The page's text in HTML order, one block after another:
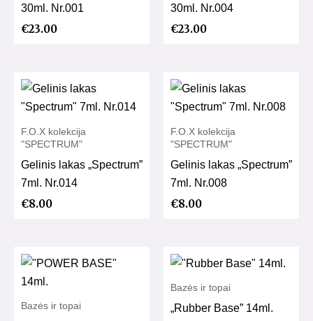
30ml. Nr.001
€23.00
30ml. Nr.004
€23.00
F.O.X kolekcija
"SPECTRUM"
Gelinis lakas „Spectrum”
7ml. Nr.014
€8.00
F.O.X kolekcija
"SPECTRUM"
Gelinis lakas „Spectrum”
7ml. Nr.008
€8.00
Bazės ir topai
Bazės ir topai
„Rubber Base” 14ml.